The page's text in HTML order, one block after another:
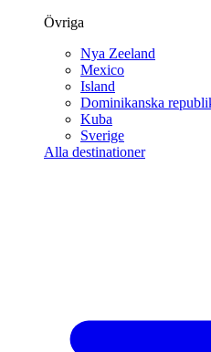
Övriga
Nya Zeeland
Mexico
Island
Dominikanska
Kuba
Sverige
Alla destinationer